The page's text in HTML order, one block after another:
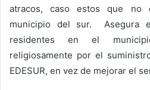
atracos, caso estos que no
municipio del sur. Asegura
residentes en el
religiosamente por el
EDESUR, en vez de mejorar el